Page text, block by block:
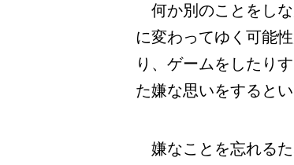
何か別のことをし
に変わってゆく可能
り、ゲームをしたり
た嫌な思いをすると
嫌なことを忘れる